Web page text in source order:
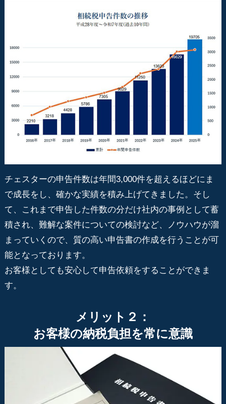
チェスターの申告件数は年間3,000件を超えるほどにま
で成長をし、確かな実績を積み上げてきました。そし
て、これまで申告した件数の分だけ社内の事例として蓄
積され、難解な案件についての検討など、ノウハウが溜
まっていくので、質の高い申告書の作成を行うことが可
能となっております。
お客様としても安心して申告依頼をすることができま
す。
メリット２：
お客様の納税負担を常に意識